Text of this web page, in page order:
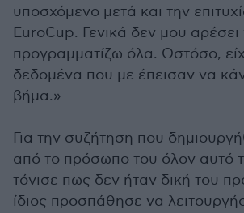
υποσχόμενο μετά και την
EuroCup. Γενικά δεν μου αρέσει
προγραμματίζω όλα. Ωστόσο,
δεδομένα που με έπεισαν να
βήμα.»
Για την συζήτηση που
από το πρόσωπο του όλον αυτό
τόνισε πως δεν ήταν δική του
ίδιος προσπάθησε να